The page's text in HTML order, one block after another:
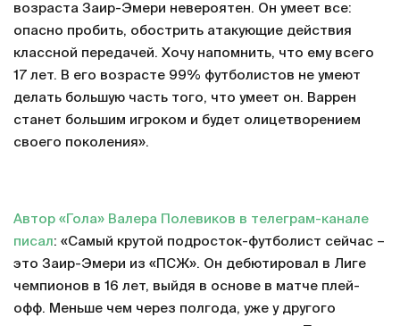
возраста Заир-Эмери невероятен. Он умеет все:
опасно пробить, обострить атакующие действия
классной передачей. Хочу напомнить, что ему всего
17 лет. В его возрасте 99% футболистов не умеют
делать большую часть того, что умеет он. Варрен
станет большим игроком и будет олицетворением
своего поколения».
Автор «Гола» Валера Полевиков в телеграм-канале
писал: «Самый крутой подросток-футболист сейчас –
это Заир-Эмери из «ПСЖ». Он дебютировал в Лиге
чемпионов в 16 лет, выйдя в основе в матче плей-
офф. Меньше чем через полгода, уже у другого